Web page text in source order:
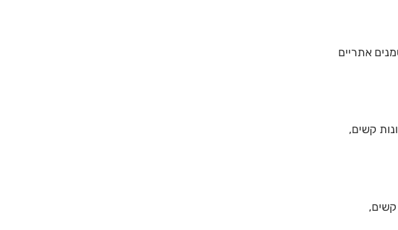
אתריים
קשים,